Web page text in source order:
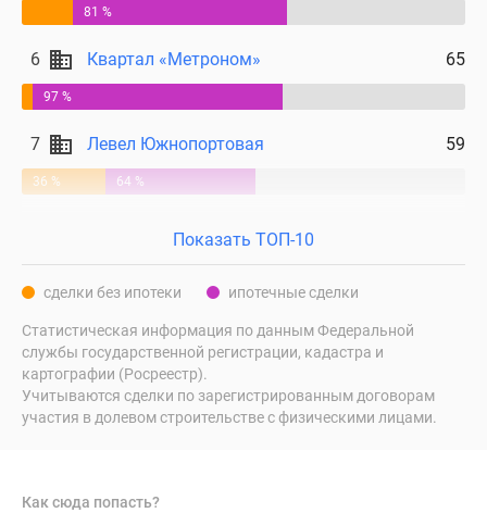
81 %
6 Квартал «Метроном» 65
97 %
7 Левел Южнопортовая 59
36 % 64 %
Показать ТОП-10
сделки без ипотеки ипотечные сделки
Статистическая информация по данным Федеральной
службы государственной регистрации, кадастра и
картографии (Росреестр).
Учитываются сделки по зарегистрированным договорам
участия в долевом строительстве с физическими лицами.
Как сюда попасть?